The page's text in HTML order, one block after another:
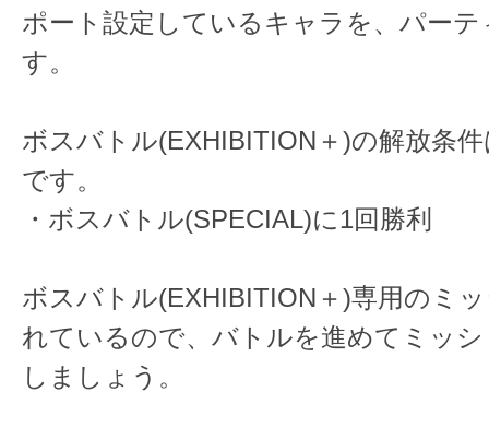
ポート設定しているキャラを、パー
す。
ボスバトル(EXHIBITION＋)の解放条
です。
・ボスバトル(SPECIAL)に1回勝利
ボスバトル(EXHIBITION＋)専用のミ
れているので、バトルを進めてミッ
しましょう。